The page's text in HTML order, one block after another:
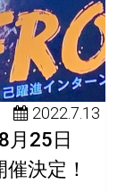
2022.7.13
月25日
決定！